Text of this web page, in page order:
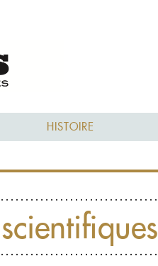
HISTOIRE